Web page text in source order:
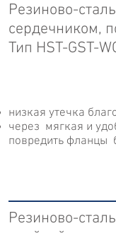
Резиново-
сердечником,
Тип HST-GST-
низкая утечка
через мягкая и
повредить фланцы
Резиново-